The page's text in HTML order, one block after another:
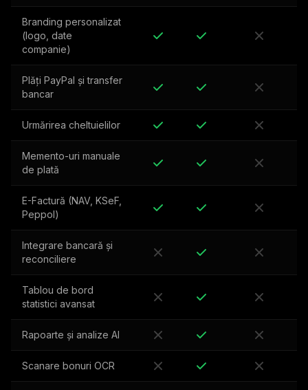
Branding personalizat
(logo, date
companie)
Plăți PayPal și transfer
bancar
Urmărirea cheltuielilor
Memento-uri manuale
de plată
E-Factură (NAV, KSeF,
Peppol)
Integrare bancară și
reconciliere
Tablou de bord
statistici avansat
Rapoarte și analize AI
Scanare bonuri OCR